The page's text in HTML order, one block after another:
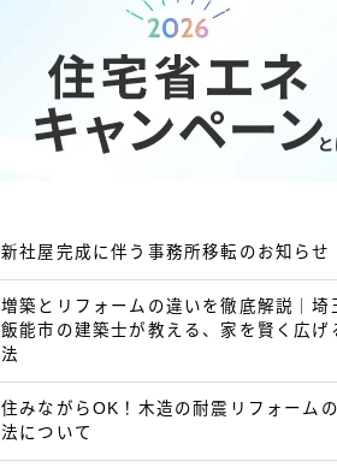
新社屋完成に伴う事務所移転のお知らせ
増築とリフォームの違いを徹底解説｜埼
飯能市の建築士が教える、家を賢く広げ
法
住みながらOK！木造の耐震リフォーム
法について